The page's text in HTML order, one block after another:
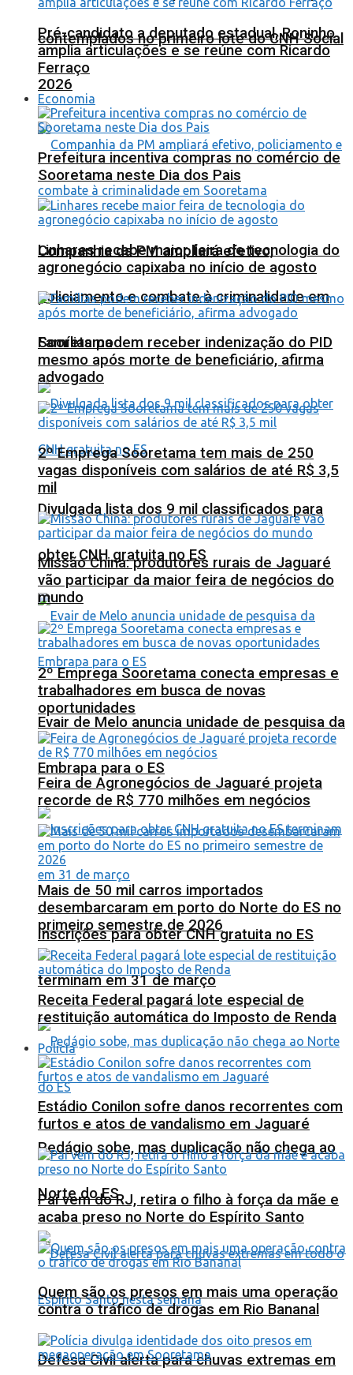
contemplados no primeiro lote do CNH Social
2026
Companhia da PM ampliará efetivo,
policiamento e combate à criminalidade em
Sooretama
Divulgada lista dos 9 mil classificados para
obter CNH gratuita no ES
Evair de Melo anuncia unidade de pesquisa da
Embrapa para o ES
Inscrições para obter CNH gratuita no ES
terminam em 31 de março
Pedágio sobe, mas duplicação não chega ao
Norte do ES
Defesa Civil alerta para chuvas extremas em
Pré-candidato a deputado estadual, Roninho
amplia articulações e se reúne com Ricardo
Ferraço
Economia
Prefeitura incentiva compras no comércio de
Sooretama neste Dia dos Pais
Linhares recebe maior feira de tecnologia do
agronegócio capixaba no início de agosto
Famílias podem receber indenização do PID
mesmo após morte de beneficiário, afirma
advogado
2º Emprega Sooretama tem mais de 250
vagas disponíveis com salários de até R$ 3,5
mil
Missão China: produtores rurais de Jaguaré
vão participar da maior feira de negócios do
mundo
2º Emprega Sooretama conecta empresas e
trabalhadores em busca de novas
oportunidades
Feira de Agronegócios de Jaguaré projeta
recorde de R$ 770 milhões em negócios
Mais de 50 mil carros importados
desembarcaram em porto do Norte do ES no
primeiro semestre de 2026
Receita Federal pagará lote especial de
restituição automática do Imposto de Renda
Polícia
Estádio Conilon sofre danos recorrentes com
furtos e atos de vandalismo em Jaguaré
Pai vem do RJ, retira o filho à força da mãe e
acaba preso no Norte do Espírito Santo
Quem são os presos em mais uma operação
contra o tráfico de drogas em Rio Bananal